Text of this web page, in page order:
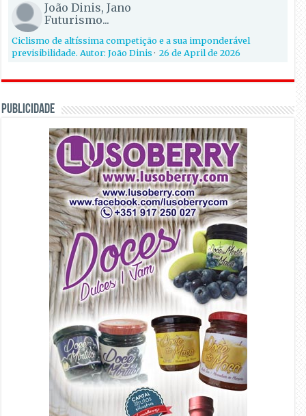
João Dinis, Jano
Futurismo...
Ciclismo de altíssima competição e a sua imponderável
previsibilidade. Autor: João Dinis·26 de April de 2026
PUBLICIDADE